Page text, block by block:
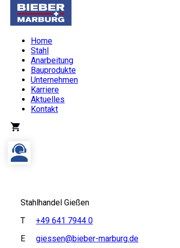
Home
Stahl
Anarbeitung
Bauprodukte
Unternehmen
Karriere
Aktuelles
Kontakt
Stahlhandel Gießen
T
+49 641 7944 0
E
giessen@bieber-marburg.de